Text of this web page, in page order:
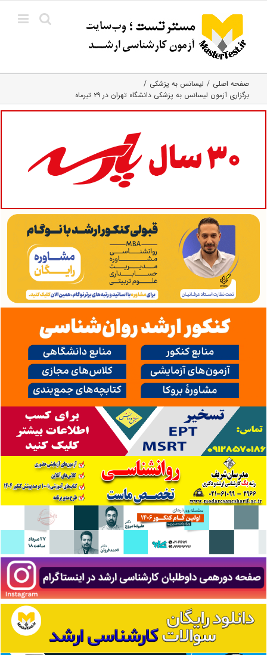
content
صفحه اصلی
لیسانس به پزشکی
برگزاری آزمون لیسانس به پزشکی دانشگاه تهران در ۲۹ تیرماه